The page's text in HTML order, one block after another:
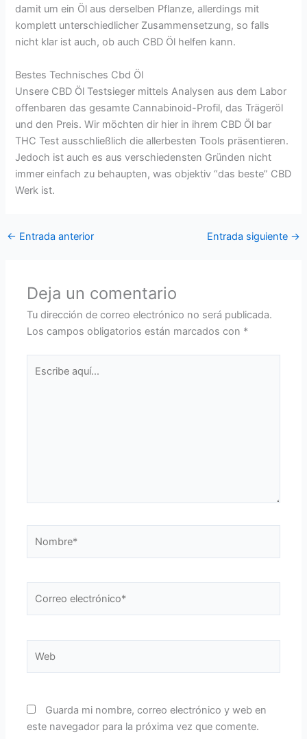
damit um ein Öl aus derselben Pflanze, allerdings mit
komplett unterschiedlicher Zusammensetzung, so falls
nicht klar ist auch, ob auch CBD Öl helfen kann.
Bestes Technisches Cbd Öl
Unsere CBD Öl Testsieger mittels Analysen aus dem Labor
offenbaren das gesamte Cannabinoid-Profil, das Trägeröl
und den Preis. Wir möchten dir hier in ihrem CBD Öl bar
THC Test ausschließlich die allerbesten Tools präsentieren.
Jedoch ist auch es aus verschiedensten Gründen nicht
immer einfach zu behaupten, was objektiv “das beste” CBD
Werk ist.
← Entrada anterior Entrada siguiente →
Deja un comentario
Tu dirección de correo electrónico no será publicada.
Los campos obligatorios están marcados con *
Guarda mi nombre, correo electrónico y web en
este navegador para la próxima vez que comente.